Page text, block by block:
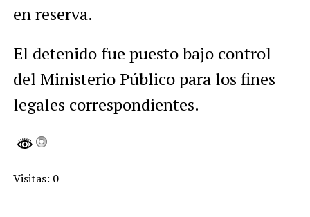
en reserva.
El detenido fue puesto bajo control
del Ministerio Público para los fines
legales correspondientes.
Visitas: 0